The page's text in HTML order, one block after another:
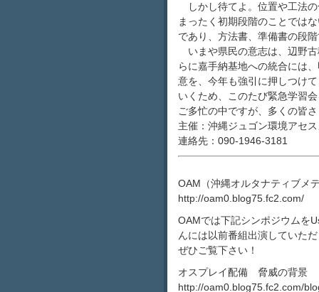
しかし待てよ。位置や工法
まったく初期段階のことでは
であり、方法書、準備書の段
いまや県民の意志は、辺野
らに嘉手納基地への統合には
意を、今年も強引に押しつけ
いくため、このたび緊急学習
ご多忙の中ですが、多くの皆
主催：沖縄ジュゴン環境アセ
連絡先：090-1946-3181
OAM（沖縄オルタナティブメ
http://oam0.blog75.fc2.com/
OAMでは下記シンポジウムを
んには以前番組出演していた
ぜひご覧下さい！
オスプレイ配備 脅威の背景
http://oam0.blog75.fc2.com/